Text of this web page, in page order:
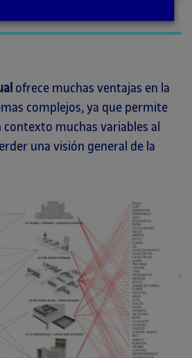
ofrece muchas ventajas en la
complejos, ya que permite
muchas variables al
una visión general de la